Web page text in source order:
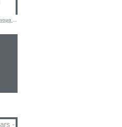
Καπέλο βάπτισης ζωγραφισμένο με όνομα παιδιού «Καραβάκι»